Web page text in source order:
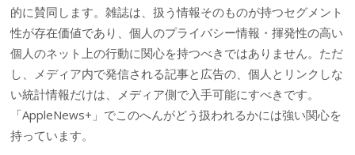
的に賛同します。雑誌は、扱う情報そのものが持つセグメント
性が存在価値であり、個人のプライバシー情報・揮発性の高い
個人のネット上の行動に関心を持つべきではありません。ただ
し、メディア内で発信される記事と広告の、個人とリンクしな
い統計情報だけは、メディア側で入手可能にすべきです。
「AppleNews+」でこのへんがどう扱われるかには強い関心を
持っています。